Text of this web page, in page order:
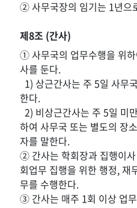
② 사무국장의 임기는 1년으
제8조 (간사)
① 사무국의 업무수행을 위
사를 둔다.
1) 상근간사는 주 5일 사무
한다.
2) 비상근간사는 주 5일 미
하여 사무국 또는 별도의 장
자를 말한다.
② 간사는 학회장과 집행이
회업무 집행을 위한 행정, 재
무를 수행한다.
③ 간사는 매주 1회 이상 업